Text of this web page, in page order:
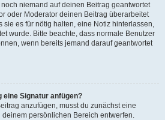
niemand auf deinen Beitrag geantwortet
oder Moderator deinen Beitrag überarbeitet
sie es für nötig halten, eine Notiz hinterlassen,
wurde. Bitte beachte, dass normale Benutzer
wenn bereits jemand darauf geantwortet
eine Signatur anfügen?
anzufügen, musst du zunächst eine
persönlichen Bereich entwerfen.